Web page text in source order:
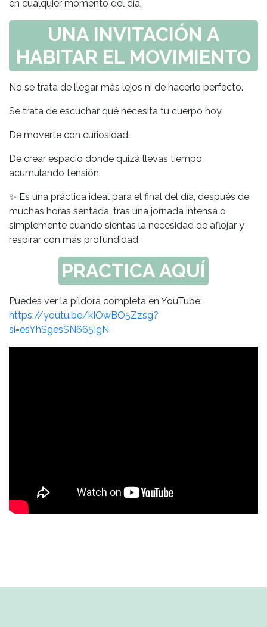
en cualquier momento del día.
UNA INVITACIÓN A
HABITAR EL MOVIMIENTO
No se trata de llegar más lejos ni de hacerlo perfecto.
Se trata de escuchar qué necesita tu cuerpo hoy.
De moverte con curiosidad.
De crear espacio donde quizá llevas tiempo
acumulando tensión.
✨ Es una práctica ideal para el final del día, después de
muchas horas sentada, tras una jornada intensa o
simplemente cuando sientas la necesidad de aflojar y
respirar con más profundidad.
PRACTICA AQUÍ
Puedes ver la píldora completa en YouTube:
https://youtu.be/kIOwBO5Zzsg?
si=esYhSgesSN665IgN